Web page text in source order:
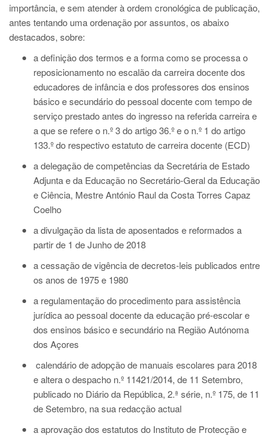
importância, e sem atender à ordem cronológica de publicação,
antes tentando uma ordenação por assuntos, os abaixo
destacados, sobre:
a definição dos termos e a forma como se processa o
reposicionamento no escalão da carreira docente dos
educadores de infância e dos professores dos ensinos
básico e secundário do pessoal docente com tempo de
serviço prestado antes do ingresso na referida carreira e
a que se refere o n.º 3 do artigo 36.º e o n.º 1 do artigo
133.º do respectivo estatuto de carreira docente (ECD)
a delegação de competências da Secretária de Estado
Adjunta e da Educação no Secretário-Geral da Educação
e Ciência, Mestre António Raul da Costa Torres Capaz
Coelho
a divulgação da lista de aposentados e reformados a
partir de 1 de Junho de 2018
a cessação de vigência de decretos-leis publicados entre
os anos de 1975 e 1980
a regulamentação do procedimento para assistência
jurídica ao pessoal docente da educação pré-escolar e
dos ensinos básico e secundário na Região Autónoma
dos Açores
calendário de adopção de manuais escolares para 2018
e altera o despacho n.º 11421/2014, de 11 Setembro,
publicado no Diário da República, 2.ª série, n.º 175, de 11
de Setembro, na sua redacção actual
a aprovação dos estatutos do Instituto de Protecção e